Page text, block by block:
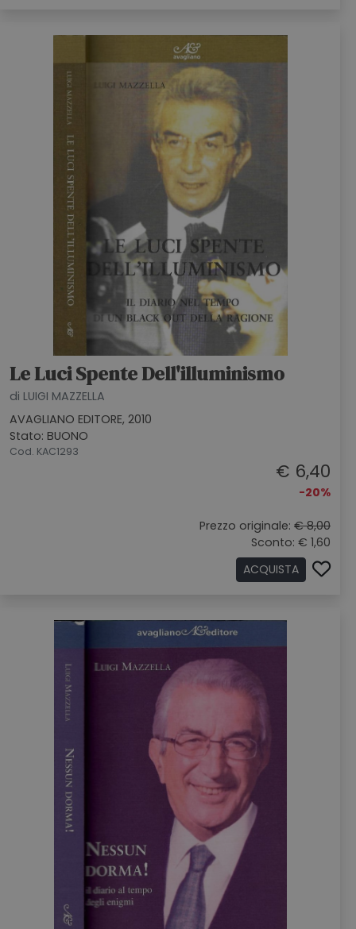
Le Luci Spente Dell'illuminismo
di LUIGI MAZZELLA
AVAGLIANO EDITORE, 2010
Stato: BUONO
Cod. KAC1293
€ 6,40
-20%
Prezzo originale: € 8,00
Sconto: € 1,60
ACQUISTA